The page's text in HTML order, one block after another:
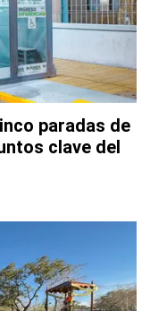
paradas de
clave del